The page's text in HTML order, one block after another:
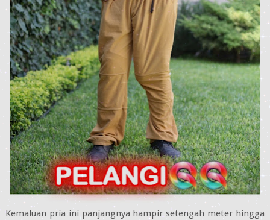
Kemaluan pria ini panjangnya hampir setengah meter hingga